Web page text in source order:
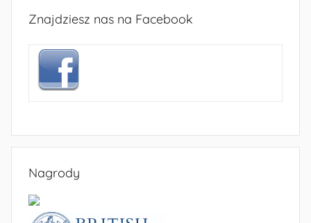
Znajdziesz nas na Facebook
Nagrody